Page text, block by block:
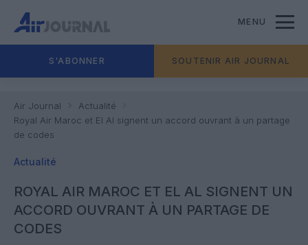
MENU
S'ABONNER SOUTENIR AIR JOURNAL
Air Journal
Actualité
Royal Air Maroc et El Al signent un accord ouvrant à un partage
de codes
Actualité
ROYAL AIR MAROC ET EL AL SIGNENT UN
ACCORD OUVRANT À UN PARTAGE DE
CODES